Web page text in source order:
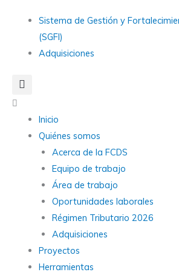
contenido
Main
Sistema de Gestión y
(SGFI)
Adquisiciones
Main
Menu
Inicio
Quiénes somos
Acerca de la FCDS
Equipo de trabajo
Área de trabajo
Oportunidades laborales
Régimen Tributario 2026
Adquisiciones
Proyectos
Herramientas